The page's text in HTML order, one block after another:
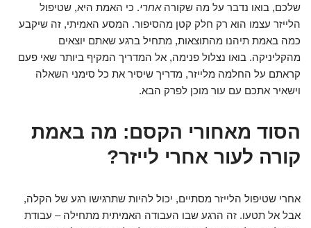
שלכם, בואו נדבר על מה שקורהאחרי. כי האמת היא, שטיפול
הלייזר עצמו הוא רק חלק קטן מהסיפור. המסע האמיתי, זה שיקבע
כמה באמת תיהנו מהתוצאות, מתחיל ברגע שאתם יוצאים
מהקליניקה. בואו נצלול פנימה, אל המדריך המקיף ביותר שאי פעם
קראתם על החלמה מלייזר, מדריך שיסיר את כל סימני השאלה
וישאיר אתכם עם עור מוכן לפרק הבא.
הסוד מאחורי הקסם: מה באמת
קורה לעור אחרי לייזר?
אחרי שטיפול הלייזר מסתיים, יכול להיות שתרגישו רגע של הקלה,
אבל אל תטעו. זה הרגע שבו העבודה האמיתית מתחילה – עבודת